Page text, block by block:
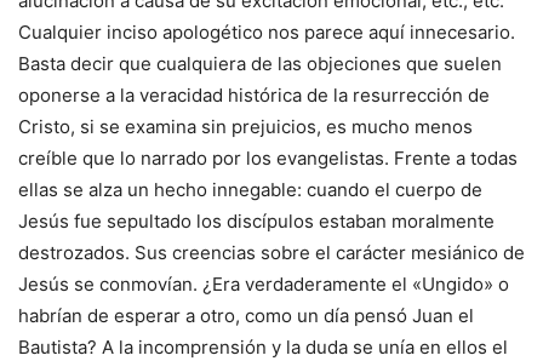
Cualquier inciso apologético nos parece aquí innecesario.
Basta decir que cualquiera de las objeciones que suelen
oponerse a la veracidad histórica de la resurrección de
Cristo, si se examina sin prejuicios, es mucho menos
creíble que lo narrado por los evangelistas. Frente a todas
ellas se alza un hecho innegable: cuando el cuerpo de
Jesús fue sepultado los discípulos estaban moralmente
destrozados. Sus creencias sobre el carácter mesiánico de
Jesús se conmovían. ¿Era verdaderamente el «Ungido» o
habrían de esperar a otro, como un día pensó Juan el
Bautista? A la incomprensión y la duda se unía en ellos el